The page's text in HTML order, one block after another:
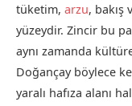
tüketim, arzu, bakış
yüzeydir. Zincir bu
aynı zamanda
Doğançay böylece
yaralı hafıza alanı